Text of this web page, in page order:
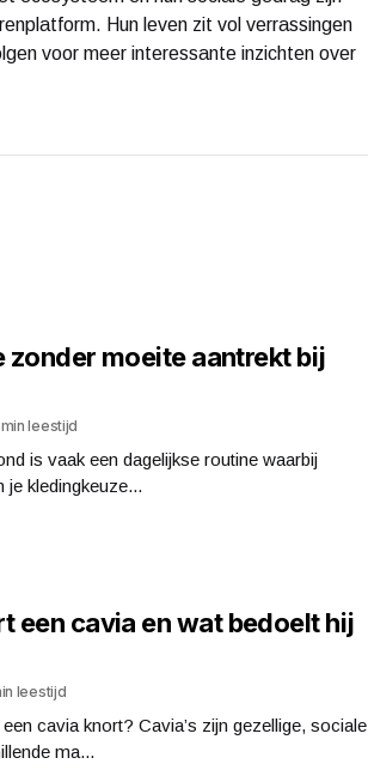
Hun leven zit vol verrassingen
voor meer interessante inzichten over
zonder moeite aantrekt bij
leestijd
is vaak een dagelijkse routine waarbij
kledingkeuze...
een cavia en wat bedoelt hij
leestijd
cavia knort? Cavia’s zijn gezellige, sociale
ma...